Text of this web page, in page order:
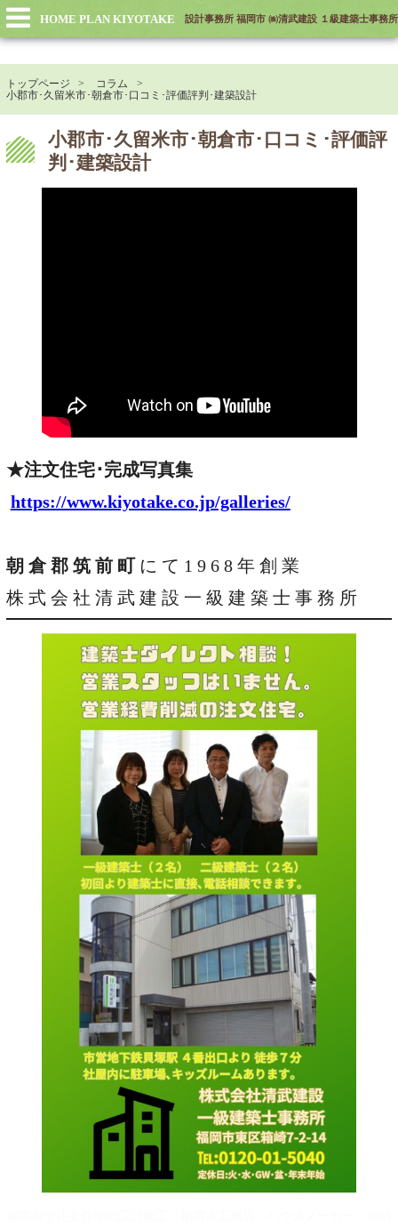
HOME PLAN KIYOTAKE 設計事務所 福岡市 ㈱清武建設 １級建築士事務所
トップページ
コラム
小郡市･久留米市･朝倉市･口コミ･評価評判･建築設計
小郡市･久留米市･朝倉市･口コミ･評価評
判･建築設計
★注文住宅･完成写真集
https://www.kiyotake.co.jp/galleries/
朝 倉 郡 筑 前 町に て 1 9 6 8 年 創 業
株 式 会 社 清 武 建 設 一 級 建 築 士 事 務 所